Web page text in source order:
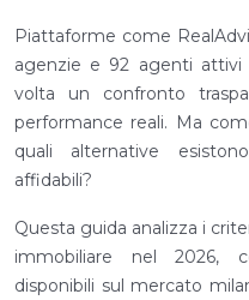
Piattaforme come
agenzie e 92 agenti attivi
volta un confronto
performance reali. Ma
quali alternative
affidabili?
Questa guida analizza i
immobiliare nel 2026,
disponibili sul mercato